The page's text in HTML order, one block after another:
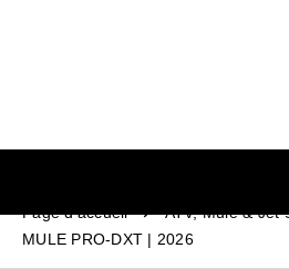
Page d'accueil ATV, Mule & Jet
MULE PRO-DXT | 2026